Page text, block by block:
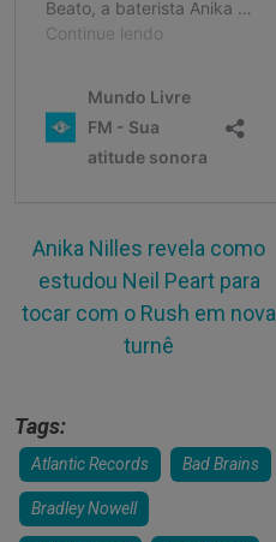
Anika Nilles revela como
estudou Neil Peart para
tocar com o Rush em nova
turnê
Tags:
Atlantic Records Bad Brains
Bradley Nowell